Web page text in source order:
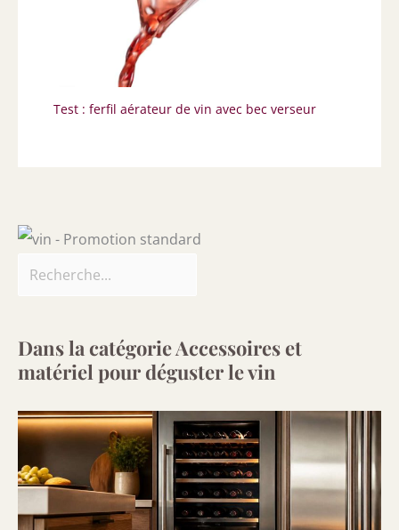
Test : ferfil aérateur de vin avec bec verseur
Dans la catégorie Accessoires et
matériel pour déguster le vin